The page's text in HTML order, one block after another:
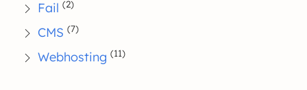
Fail (2)
CMS (7)
Webhosting (11)